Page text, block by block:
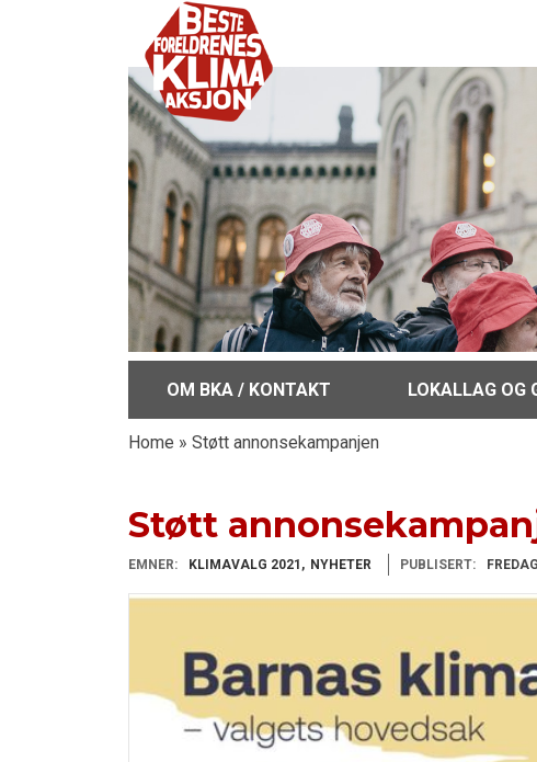
OM BKA / KONTAKT LOKALLAG OG
Home » Støtt annonsekampanjen
Støtt
EMNER: KLIMAVALG 2021 NYHETER PUBLISERT: